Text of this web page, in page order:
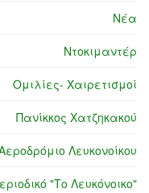
Νέα
Ντοκιμαντέρ
Ομιλίες- Χαιρετισμοί
Πανίκκος Χατζηκακού
Λευκονοίκου
"Το Λευκόνοικο"